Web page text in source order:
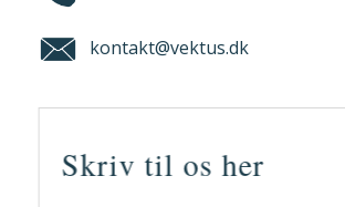
kontakt@vektus.dk
Skriv til os her